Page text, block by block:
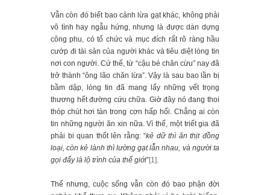
Vẫn còn đó biết bao cảnh lừa gạt khác, không phải
vô tình hay ngẫu hứng, nhưng là được dàn dựng
công phu, có tổ chức và mục đích rất rõ ràng hầu
cướp đi tài sản của người khác và tiêu diệt lòng tin
nơi con người. Cứ thế, từ “cậu bé chăn cừu” nay đã
trở thành “ông lão chăn lừa”. Vậy là sau bao lần bị
bầm dập, lòng tin đã mang lấy những vết trọng
thương hết đường cứu chữa. Giờ đây nó đang thoi
thóp chút hơi tàn trong cơn hấp hối. Chẳng ai còn
tin những người ăn xin nữa. Vì thế, một triết gia đã
phải bi quan thốt lên rằng: “kẻ dữ thì ăn thịt đồng
loại, còn kẻ lành thì lường gạt lẫn nhau, và người ta
gọi đấy là lộ trình của thế giới”[1].
Thế nhưng, cuộc sống vẫn còn đó bao phận đời